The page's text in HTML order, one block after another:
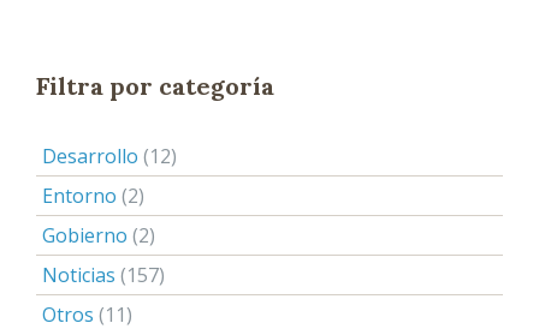
Filtra por categoría
Desarrollo (12)
Entorno (2)
Gobierno (2)
Noticias (157)
Otros (11)